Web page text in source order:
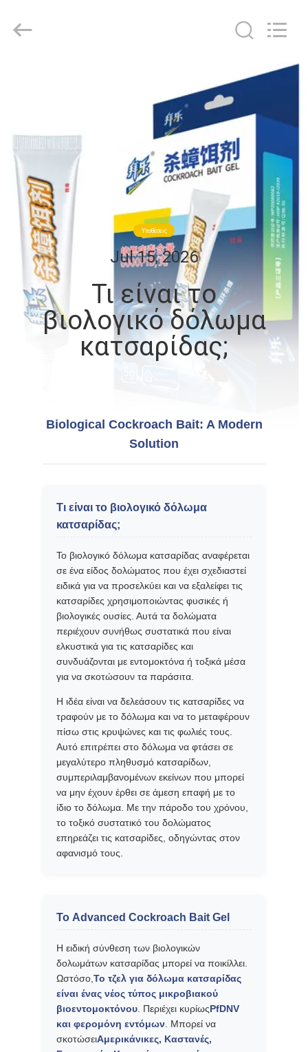
ΒΊΝΤΕΟ
ΠΕΡΊΠΟΥ
ΕΜΕΊΣ
ΓΎΡΟΣ
ΕΡΓΟΣΤΑΣΊΩΝ
ΠΟΙΟΤΙΚΌΣ
ΈΛΕΓΧΟΣ
ΕΛΆΤΕ
ΖΗΤΉΣΤΕ
ΈΝΑ
ΑΠΌΣΠΑΣΜΑ
SITEMAP
PRIVACY
POLICY
Technology
Co.,ltd.
Υποθέσεις
Jul 15, 2026
Τι είναι το
βιολογικό δόλωμα
κατσαρίδας;
Biological Cockroach Bait: A Modern
Solution
Τι είναι το βιολογικό δόλωμα
κατσαρίδας;
Το βιολογικό δόλωμα κατσαρίδας αναφέρεται
σε ένα είδος δολώματος που έχει σχεδιαστεί
ειδικά για να προσελκύει και να εξαλείφει τις
κατσαρίδες χρησιμοποιώντας φυσικές ή
βιολογικές ουσίες. Αυτά τα δολώματα
περιέχουν συνήθως συστατικά που είναι
ελκυστικά για τις κατσαρίδες και
συνδυάζονται με εντομοκτόνα ή τοξικά μέσα
για να σκοτώσουν τα παράσιτα.
Η ιδέα είναι να δελεάσουν τις κατσαρίδες να
τραφούν με το δόλωμα και να το μεταφέρουν
πίσω στις κρυψώνες και τις φωλιές τους.
Αυτό επιτρέπει στο δόλωμα να φτάσει σε
μεγαλύτερο πληθυσμό κατσαρίδων,
συμπεριλαμβανομένων εκείνων που μπορεί
να μην έχουν έρθει σε άμεση επαφή με το
ίδιο το δόλωμα. Με την πάροδο του χρόνου,
το τοξικό συστατικό του δολώματος
επηρεάζει τις κατσαρίδες, οδηγώντας στον
αφανισμό τους.
Το Advanced Cockroach Bait Gel
Η ειδική σύνθεση των βιολογικών
δολωμάτων κατσαρίδας μπορεί να ποικίλλει.
Ωστόσο, Το τζελ για δόλωμα κατσαρίδας
είναι ένας νέος τύπος μικροβιακού
βιοεντομοκτόνου. Περιέχει κυρίωςPfDNV
και φερομόνη εντόμων. Μπορεί να
σκοτώσειΑμερικάνικες, Καστανές,